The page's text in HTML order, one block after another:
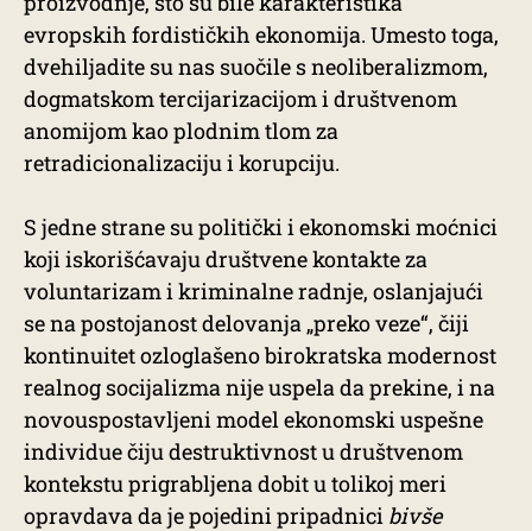
evropskih fordističkih ekonomija. Umesto toga,
dvehiljadite su nas suočile s neoliberalizmom,
dogmatskom tercijarizacijom i društvenom
anomijom kao plodnim tlom za
retradicionalizaciju i korupciju.
S jedne strane su politički i ekonomski moćnici
koji iskorišćavaju društvene kontakte za
voluntarizam i kriminalne radnje, oslanjajući
se na postojanost delovanja „preko veze“, čiji
kontinuitet ozloglašeno birokratska modernost
realnog socijalizma nije uspela da prekine, i na
novouspostavljeni model ekonomski uspešne
individue čiju destruktivnost u društvenom
kontekstu prigrabljena dobit u tolikoj meri
opravdava da je pojedini pripadnici bivše